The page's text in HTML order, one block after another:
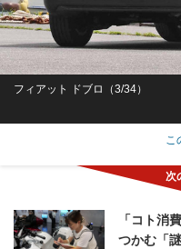
フィアット ドブロ（3/34）
こ
「コト消
つかむ「